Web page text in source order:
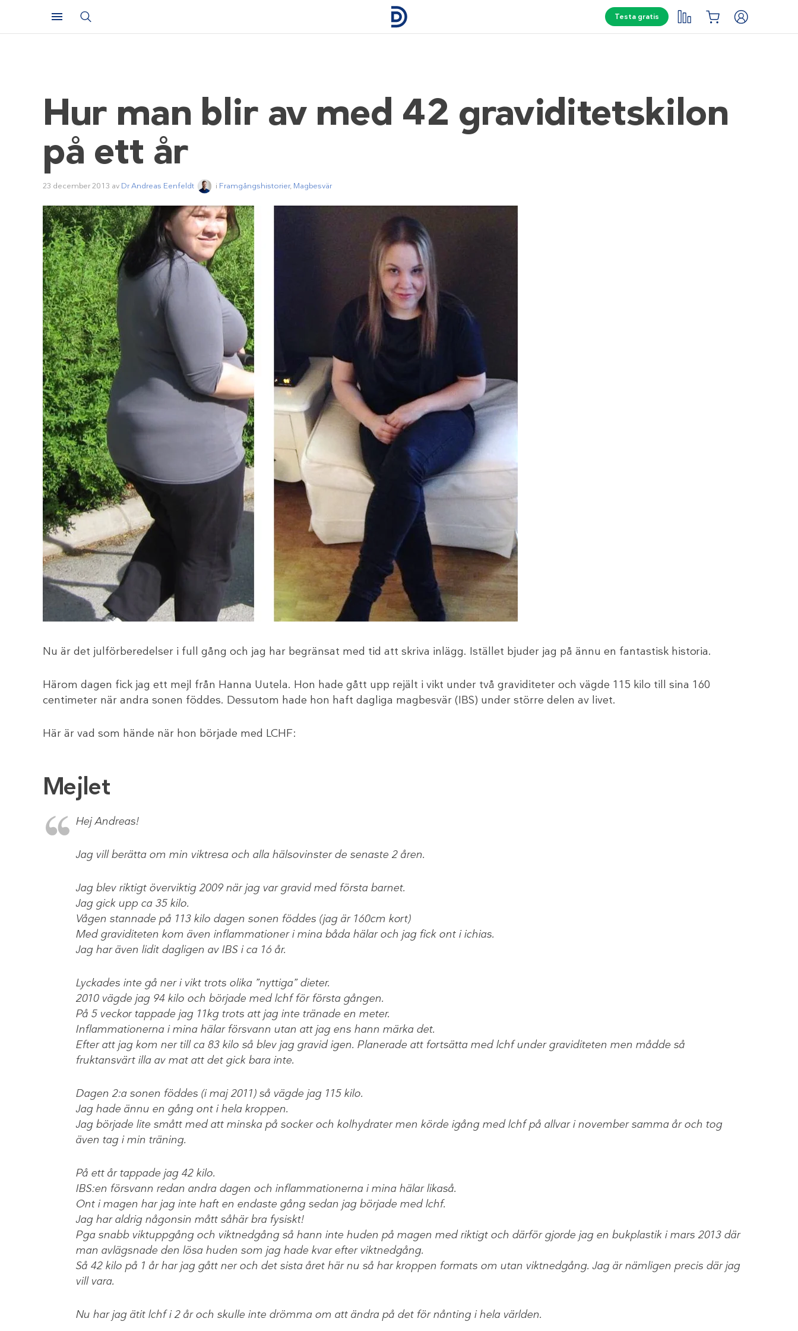
Testa gratis
Hur man blir av med 42 graviditetskilon
på ett år
23 december 2013 av Dr Andreas Eenfeldt i Framgångshistorier, Magbesvär
Nu är det julförberedelser i full gång och jag har begränsat med tid att skriva inlägg. Istället bjuder jag på ännu en fantastisk historia.
Härom dagen fick jag ett mejl från Hanna Uutela. Hon hade gått upp rejält i vikt under två graviditeter och vägde 115 kilo till sina 160
centimeter när andra sonen föddes. Dessutom hade hon haft dagliga magbesvär (IBS) under större delen av livet.
Här är vad som hände när hon började med LCHF:
Mejlet
Hej Andreas!
Jag vill berätta om min viktresa och alla hälsovinster de senaste 2 åren.
Jag blev riktigt överviktig 2009 när jag var gravid med första barnet.
Jag gick upp ca 35 kilo.
Vågen stannade på 113 kilo dagen sonen föddes (jag är 160cm kort)
Med graviditeten kom även inflammationer i mina båda hälar och jag fick ont i ichias.
Jag har även lidit dagligen av IBS i ca 16 år.
Lyckades inte gå ner i vikt trots olika ”nyttiga” dieter.
2010 vägde jag 94 kilo och började med lchf för första gången.
På 5 veckor tappade jag 11kg trots att jag inte tränade en meter.
Inflammationerna i mina hälar försvann utan att jag ens hann märka det.
Efter att jag kom ner till ca 83 kilo så blev jag gravid igen. Planerade att fortsätta med lchf under graviditeten men mådde så
fruktansvärt illa av mat att det gick bara inte.
Dagen 2:a sonen föddes (i maj 2011) så vägde jag 115 kilo.
Jag hade ännu en gång ont i hela kroppen.
Jag började lite smått med att minska på socker och kolhydrater men körde igång med lchf på allvar i november samma år och tog
även tag i min träning.
På ett år tappade jag 42 kilo.
IBS:en försvann redan andra dagen och inflammationerna i mina hälar likaså.
Ont i magen har jag inte haft en endaste gång sedan jag började med lchf.
Jag har aldrig någonsin mått såhär bra fysiskt!
Pga snabb viktuppgång och viktnedgång så hann inte huden på magen med riktigt och därför gjorde jag en bukplastik i mars 2013 där
man avlägsnade den lösa huden som jag hade kvar efter viktnedgång.
Så 42 kilo på 1 år har jag gått ner och det sista året här nu så har kroppen formats om utan viktnedgång. Jag är nämligen precis där jag
vill vara.
Nu har jag ätit lchf i 2 år och skulle inte drömma om att ändra på det för nånting i hela världen.